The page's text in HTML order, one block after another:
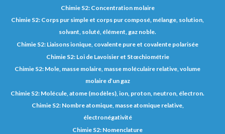
Chimie S2: Concentration molaire
Chimie S2: Corps pur simple et corps pur composé, mélange, solution,
solvant, soluté, élément, gaz noble.
Chimie S2: Liaisons ionique, covalente pure et covalente polarisée
Chimie S2: Loi de Lavoisier et Stœchiométrie
Chimie S2: Mole, masse molaire, masse moléculaire relative, volume
molaire d’un gaz
Chimie S2: Molécule, atome (modèles), ion, proton, neutron, électron.
Chimie S2: Nombre atomique, masse atomique relative,
électronégativité
Chimie S2: Nomenclature